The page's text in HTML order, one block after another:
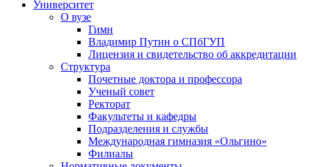
Университет
О вузе
Гимн
Владимир Путин о СПбГУП
Лицензия и свидетельство об аккредитации
Структура
Почетные доктора и профессора
Ученый совет
Ректорат
Факультеты и кафедры
Подразделения и службы
Международная гимназия «Ольгино»
Филиалы